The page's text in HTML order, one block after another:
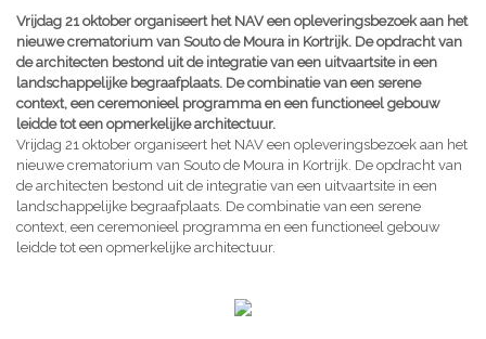
Vrijdag 21 oktober organiseert het NAV een opleveringsbezoek aan het
nieuwe crematorium van Souto de Moura in Kortrijk. De opdracht van
de architecten bestond uit de integratie van een uitvaartsite in een
landschappelijke begraafplaats. De combinatie van een serene
context, een ceremonieel programma en een functioneel gebouw
leidde tot een opmerkelijke architectuur.
Vrijdag 21 oktober organiseert het NAV een opleveringsbezoek aan het
nieuwe crematorium van Souto de Moura in Kortrijk. De opdracht van
de architecten bestond uit de integratie van een uitvaartsite in een
landschappelijke begraafplaats. De combinatie van een serene
context, een ceremonieel programma en een functioneel gebouw
leidde tot een opmerkelijke architectuur.